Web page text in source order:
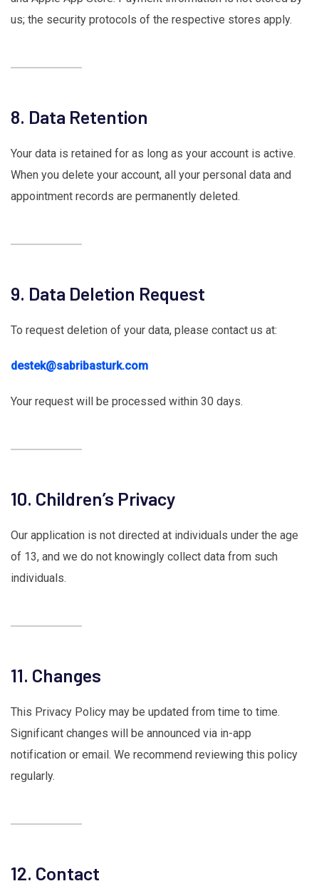
us; the security protocols of the respective stores apply.
8. Data Retention
Your data is retained for as long as your account is active.
When you delete your account, all your personal data and
appointment records are permanently deleted.
9. Data Deletion Request
To request deletion of your data, please contact us at:
destek@sabribasturk.com
Your request will be processed within 30 days.
10. Children’s Privacy
Our application is not directed at individuals under the age
of 13, and we do not knowingly collect data from such
individuals.
11. Changes
This Privacy Policy may be updated from time to time.
Significant changes will be announced via in-app
notification or email. We recommend reviewing this policy
regularly.
12. Contact